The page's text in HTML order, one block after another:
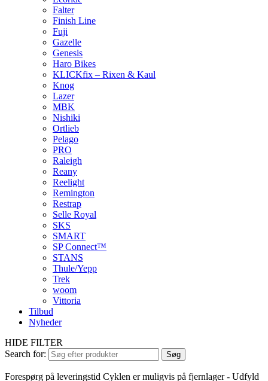
Falter
Finish Line
Fuji
Gazelle
Genesis
Haro Bikes
KLICKfix – Rixen & Kaul
Knog
Lazer
MBK
Nishiki
Ortlieb
Pelago
PRO
Raleigh
Reany
Reelight
Remington
Restrap
Selle Royal
SKS
SMART
SP Connect™
STANS
Thule/Yepp
Trek
woom
Vittoria
Tilbud
Nyheder
HIDE FILTER
Search for:
Søg
Forespørg på leveringstid Cyklen er muligvis på fjernlager - Udfyld